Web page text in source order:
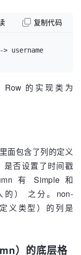
-> username
复制代码
的实现类为
面包含了列的定义
是否设置了时间戳
有 Simple 和
的） 之分。non-
义类型）的列是
）的底层格